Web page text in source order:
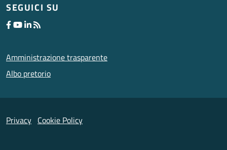
SEGUICI SU
Amministrazione trasparente
Albo pretorio
Privacy Cookie Policy